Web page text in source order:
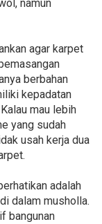
namun
agar karpet
berbahan
kepadatan
mau lebih
yang sudah
usah kerja dua
adalah
dalam musholla.
bangunan